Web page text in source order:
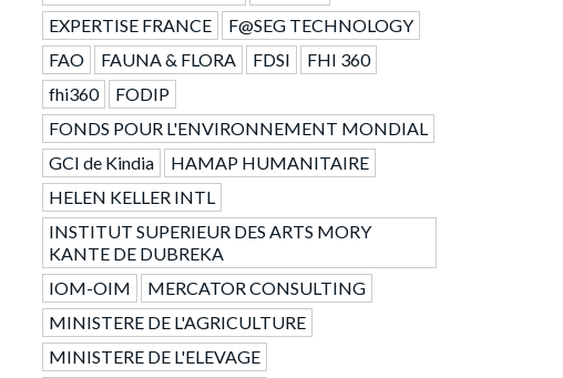
EXPERTISE FRANCE
F@SEG TECHNOLOGY
FAO
FAUNA & FLORA FDSI
FHI 360
fhi360
FODIP
FONDS POUR L'ENVIRONNEMENT MONDIAL
GCI de Kindia
HAMAP HUMANITAIRE
HELEN KELLER INTL
INSTITUT SUPERIEUR DES ARTS MORY
KANTE DE DUBREKA
IOM-OIM
MERCATOR CONSULTING
MINISTERE DE L'AGRICULTURE
MINISTERE DE L'ELEVAGE